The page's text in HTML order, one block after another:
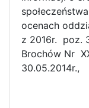
ocenach
z 2016r. poz.
Brochów Nr
30.05.2014r.,